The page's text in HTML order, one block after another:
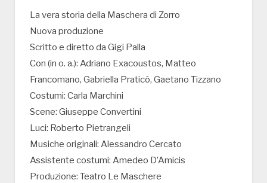
La vera storia della Maschera di Zorro
Nuova produzione
Scritto e diretto da Gigi Palla
Con (in o. a.): Adriano Exacoustos, Matteo
Francomano, Gabriella Praticò, Gaetano Tizzano
Costumi: Carla Marchini
Scene: Giuseppe Convertini
Luci: Roberto Pietrangeli
Musiche originali: Alessandro Cercato
Assistente costumi: Amedeo D’Amicis
Produzione: Teatro Le Maschere